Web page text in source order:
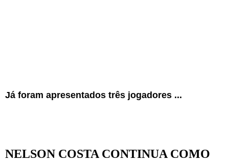
Já foram apresentados três jogadores ...
NELSON COSTA CONTINUA COMO